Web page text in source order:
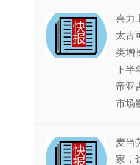
喜力
太古
类增
下半
帝亚
市场
麦当
家，